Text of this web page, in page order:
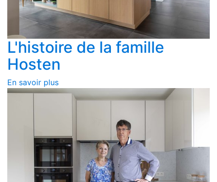
L'histoire de la famille
Hosten
En savoir plus